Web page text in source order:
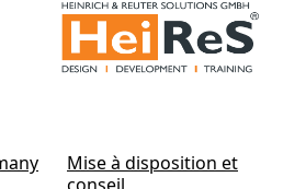
Mise à disposition et